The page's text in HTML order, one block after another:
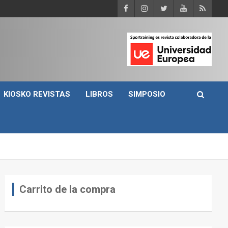
KIOSKO REVISTAS LIBROS SIMPOSIO
Carrito de la compra